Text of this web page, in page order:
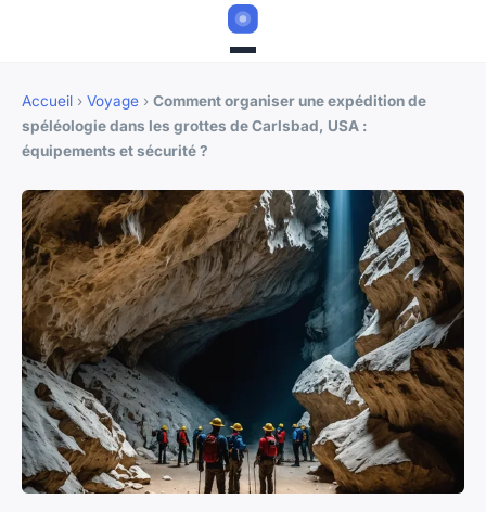
Accueil › Voyage › Comment organiser une expédition de
spéléologie dans les grottes de Carlsbad, USA :
équipements et sécurité ?